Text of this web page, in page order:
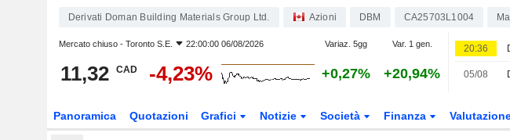
Derivati Doman Building Materials Group Ltd. Azioni DBM CA25703L1004
Mercato chiuso - Toronto S.E. 22:00:00 06/08/2026 Variaz. 5gg Var. 1 gen.
11,32 CAD -4,23% +0,27% +20,94%
20:36
05/08
Panoramica Quotazioni Grafici Notizie Società Finanza